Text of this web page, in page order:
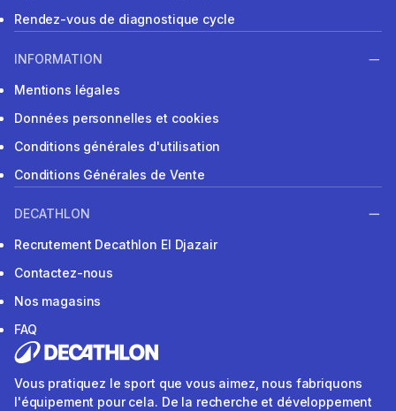
Rendez-vous de diagnostique cycle
INFORMATION
Mentions légales
Données personnelles et cookies
Conditions générales d'utilisation
Conditions Générales de Vente
DECATHLON
Recrutement Decathlon El Djazair
Contactez-nous
Nos magasins
FAQ
Vous pratiquez le sport que vous aimez, nous fabriquons
l'équipement pour cela. De la recherche et développement